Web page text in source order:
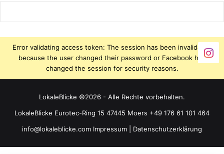
Error validating access token: The session has been invalidated
because the user changed their password or Facebook has
changed the session for security reasons.
LokaleBlicke ©2026 - Alle Rechte vorbehalten.
LokaleBlicke Eurotec-Ring 15 47445 Moers +49 176 61 101 464
info@lokaleblicke.com Impressum Datenschutzerklärung